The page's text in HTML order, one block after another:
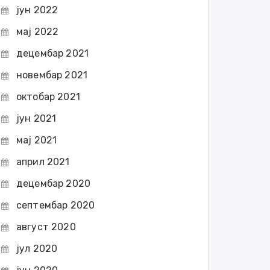
јун 2022
мај 2022
децембар 2021
новембар 2021
октобар 2021
јун 2021
мај 2021
април 2021
децембар 2020
септембар 2020
август 2020
јул 2020